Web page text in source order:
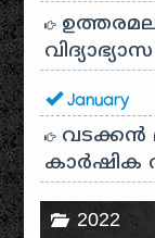
January
വടക്കൻ
കാർഷിക
2022